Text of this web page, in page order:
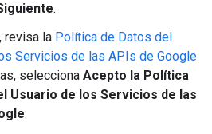
.
, revisa la Política de Datos del
Servicios de las APIs de Google
selecciona Acepto la Política
Usuario de los Servicios de las
.